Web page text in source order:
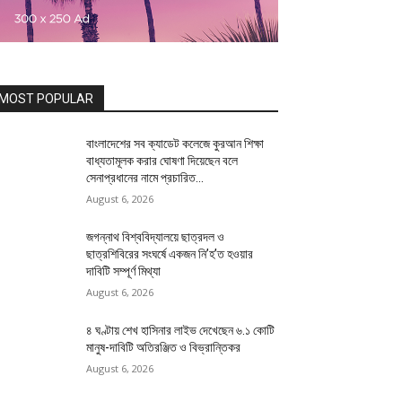
POPULAR
বাংলাদেশের সব ক্যাডেট কলেজে কুরআন শিক্ষা
বাধ্যতামূলক করার ঘোষণা দিয়েছেন বলে
সেনাপ্রধানের নামে প্রচারিত...
August 6, 2026
জগন্নাথ বিশ্ববিদ্যালয়ে ছাত্রদল ও
ছাত্রশিবিরের সংঘর্ষে একজন নি’হ’ত হওয়ার
দাবিটি সম্পূর্ণ মিথ্যা
August 6, 2026
৪ ঘণ্টায় শেখ হাসিনার লাইভ দেখেছেন ৬.১ কোটি
মানুষ-দাবিটি অতিরঞ্জিত ও বিভ্রান্তিকর
August 6, 2026